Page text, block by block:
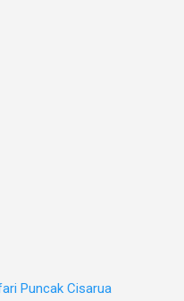
Puncak Cisarua